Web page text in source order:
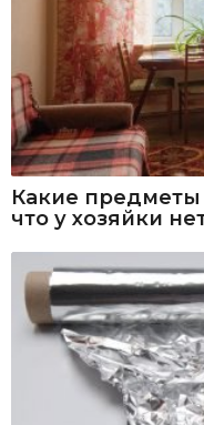
Какие предметы
что у хозяйки